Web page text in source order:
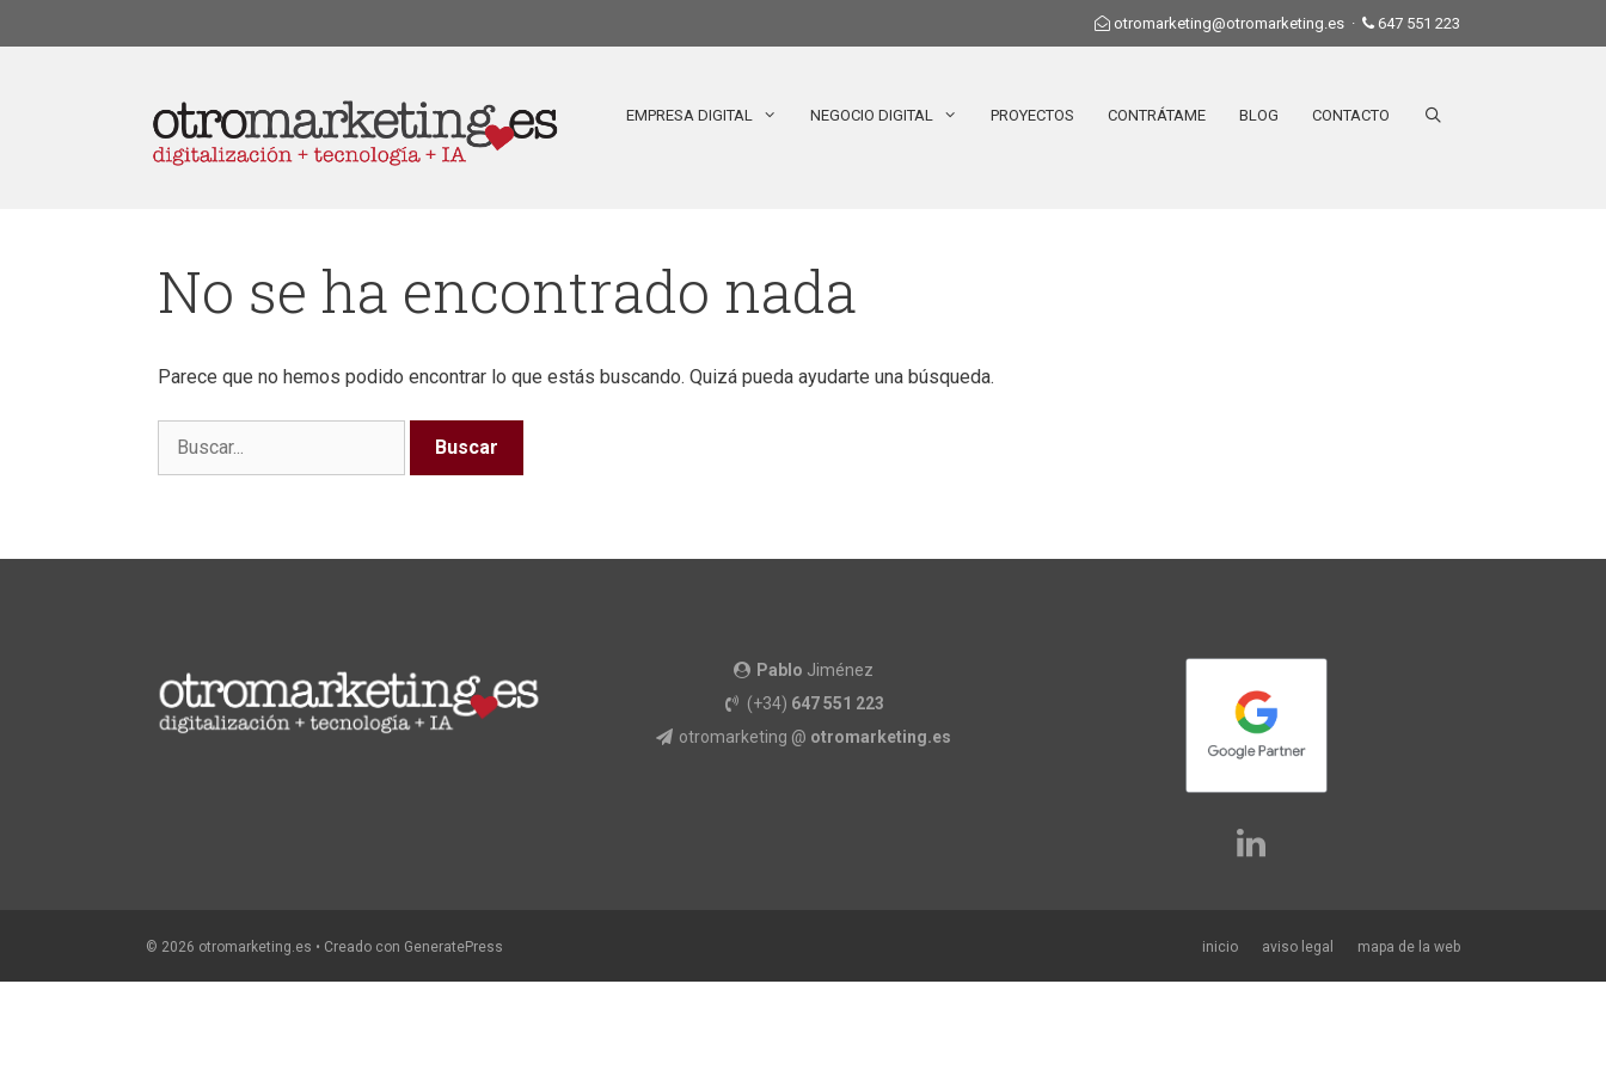
otromarketing@otromarketing.es · 647 551 223
EMPRESA DIGITAL NEGOCIO DIGITAL PROYECTOS CONTRÁTAME BLOG CONTACTO
No se ha encontrado nada
Parece que no hemos podido encontrar lo que estás buscando. Quizá pueda ayudarte una búsqueda.
Pablo Jiménez
(+34) 647 551 223
otromarketing @ otromarketing.es
inicio aviso legal mapa de la web
© 2026 otromarketing.es • Creado con GeneratePress